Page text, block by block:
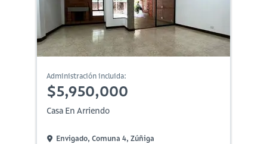
Administración incluida:
$5,950,000
Casa En Arriendo
Envigado, Comuna 4, Zúñiga